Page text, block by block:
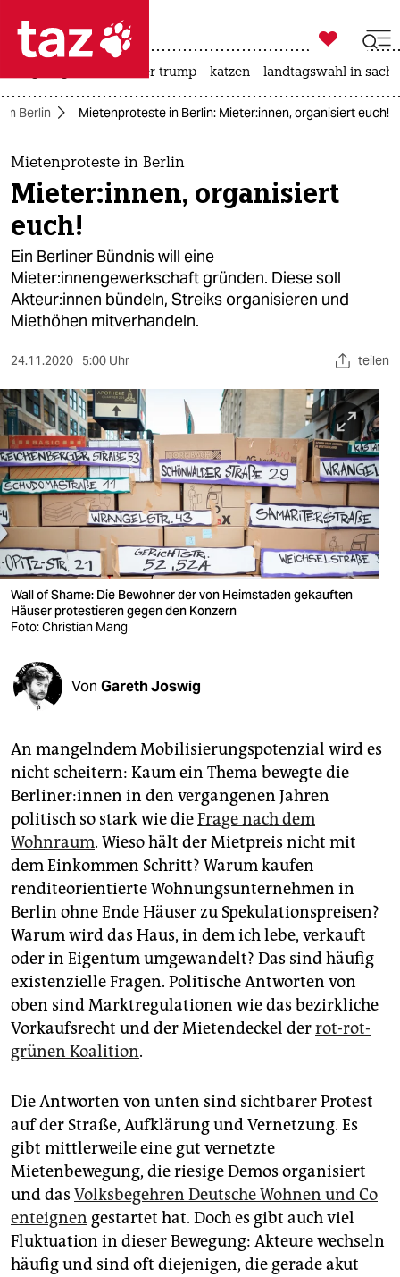
 taz zahl ich
taz zahl ich
themen
politik
öko
gesellschaft
kultur
sport
berlin
nord
wahrheit
verlag
verlag
veranstaltungen
shop
fragen & hilfe
unterstützen
genossenschaft
epaper login

taz zahl ich
usa unter trump katzen landtagswahl in
in Berlin Mietenproteste in Berlin: Mieter:innen, organisiert euch!
Mietenproteste in Berlin
Mieter:innen, organisiert
euch!
Ein Berliner Bündnis will eine
Mieter:innengewerkschaft gründen. Diese soll
Akteur:innen bündeln, Streiks organisieren und
Miethöhen mitverhandeln.
24.11.2020 5:00 Uhr teilen
Wall of Shame: Die Bewohner der von Heimstaden gekauften
Häuser protestieren gegen den Konzern
Foto: Christian Mang
Von Gareth Joswig
An mangelndem Mobilisierungspotenzial wird es
nicht scheitern: Kaum ein Thema bewegte die
Berliner:innen in den vergangenen Jahren
politisch so stark wie dieFrage nach dem
Wohnraum. Wieso hält der Mietpreis nicht mit
dem Einkommen Schritt? Warum kaufen
renditeorientierte Wohnungsunternehmen in
Berlin ohne Ende Häuser zu Spekulationspreisen?
Warum wird das Haus, in dem ich lebe, verkauft
oder in Eigentum umgewandelt? Das sind häufig
existenzielle Fragen. Politische Antworten von
oben sind Marktregulationen wie das bezirkliche
Vorkaufsrecht und der Mietendeckel derrot-rot-
grünen Koalition.
Die Antworten von unten sind sichtbarer Protest
auf der Straße, Aufklärung und Vernetzung. Es
gibt mittlerweile eine gut vernetzte
Mietenbewegung, die riesige Demos organisiert
und das Volksbegehren Deutsche Wohnen und Co
enteignen gestartet hat. Doch es gibt auch viel
Fluktuation in dieser Bewegung: Akteure wechseln
häufig und sind oft diejenigen, die gerade akut